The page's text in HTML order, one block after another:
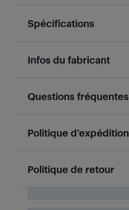
Spécifications
Infos du fabricant
Questions fréquentes
Politique d’expédition
Politique de retour